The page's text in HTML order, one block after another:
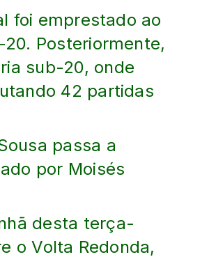
foi emprestado ao
Posteriormente,
sub-20, onde
42 partidas
passa a
por Moisés
desta terça-
o Volta Redonda,